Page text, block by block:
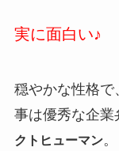
実に面白い♪
穏やかな性格
事は優秀な企
クトヒューマン。